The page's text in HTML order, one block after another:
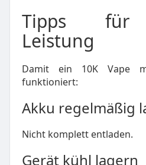
Tipps für
Leistung
Damit ein 10K Vape
funktioniert:
Akku regelmäßig
Nicht komplett entladen.
Gerät kühl lagern